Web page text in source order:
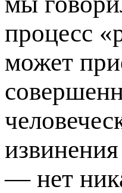
процесс
может
— нет